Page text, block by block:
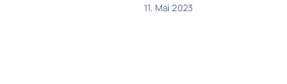
11. Mai 2023